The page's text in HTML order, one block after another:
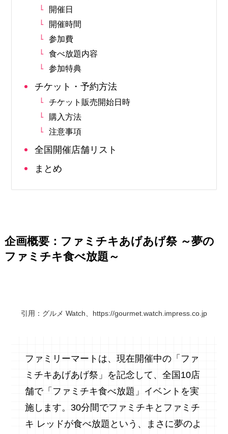
開催日
開催時間
参加費
食べ放題内容
参加特典
チケット・予約方法
チケット販売開始日時
購入方法
注意事項
全国開催店舗リスト
まとめ
企画概要：ファミチキあげあげ祭 ～夢の
ファミチキ食べ放題～
引用：グルメ Watch、https://gourmet.watch.impress.co.jp
ファミリーマートは、現在開催中の「ファ
ミチキあげあげ祭」を記念して、全国10店
舗で「ファミチキ食べ放題」イベントを実
施します。30分間でファミチキとファミチ
キ レッドが食べ放題という、まさに夢のよ